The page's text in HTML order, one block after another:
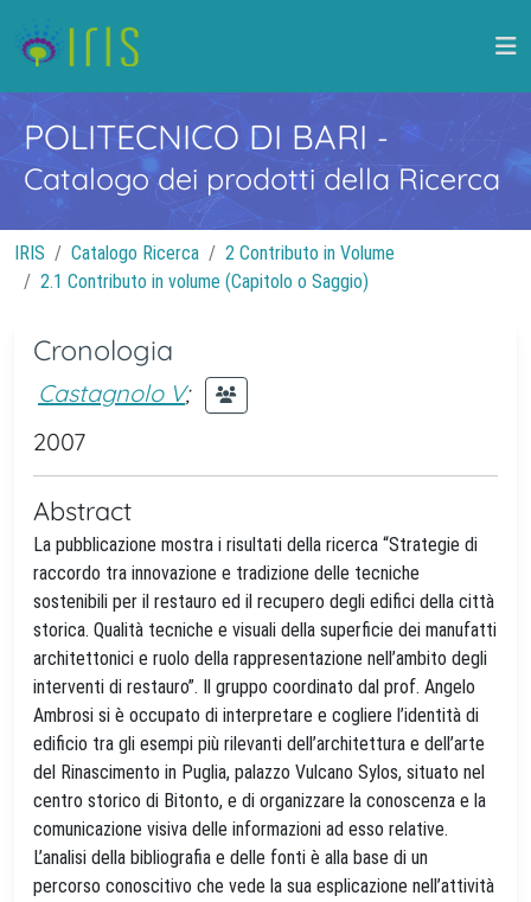
POLITECNICO DI BARI -
Catalogo dei prodotti della Ricerca
IRIS Catalogo Ricerca
2 Contributo in Volume
2.1 Contributo in volume (Capitolo o Saggio)
Cronologia
Castagnolo V;
2007
Abstract
La pubblicazione mostra i risultati della ricerca “Strategie di
raccordo tra innovazione e tradizione delle tecniche
sostenibili per il restauro ed il recupero degli edifici della città
storica. Qualità tecniche e visuali della superficie dei manufatti
architettonici e ruolo della rappresentazione nell’ambito degli
interventi di restauro”. Il gruppo coordinato dal prof. Angelo
Ambrosi si è occupato di interpretare e cogliere l’identità di
edificio tra gli esempi più rilevanti dell’architettura e dell’arte
del Rinascimento in Puglia, palazzo Vulcano Sylos, situato nel
centro storico di Bitonto, e di organizzare la conoscenza e la
comunicazione visiva delle informazioni ad esso relative.
L’analisi della bibliografia e delle fonti è alla base di un
percorso conoscitivo che vede la sua esplicazione nell’attività